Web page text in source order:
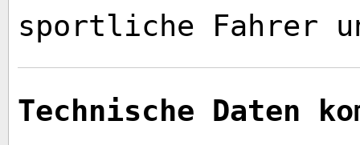
sportliche Fahrer
Technische Daten